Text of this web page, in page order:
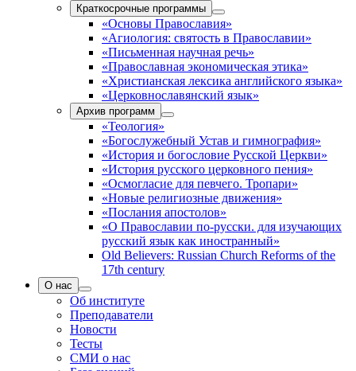
Краткосрочные программы
«Основы Православия»
«Агиология: святость в Православии»
«Письменная научная речь»
«Православная экономическая этика»
«Христианская лексика английского языка»
«Церковнославянский язык»
Архив программ
«Теология»
«Богослужебный Устав и гимнография»
«История и богословие Русской Церкви»
«История русского церковного пения»
«Осмогласие для певчего. Тропари»
«Новые религиозные движения»
«Послания апостолов»
«О Православии по-русски. для изучающих
русский язык как иностранный»
Old Believers: Russian Church Reforms of the
17th century
О нас
Об институте
Преподаватели
Новости
Тесты
СМИ о нас